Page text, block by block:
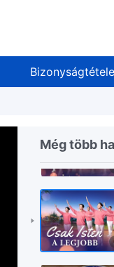
Még több